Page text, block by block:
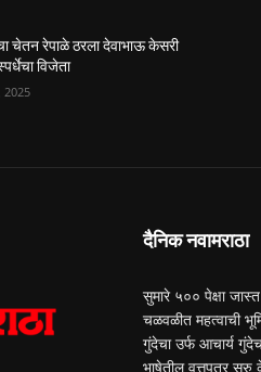
चेतन रेपाळे ठरला देवाभाऊ केसरी
विजेता
2025
दैनिक नवामराठा
सुमारे ५०० पेक्षा
चळवळीत महत्वाची
गुंदेचा उर्फ आचार्य
भाषेतील वृत्तपत्र सुरु